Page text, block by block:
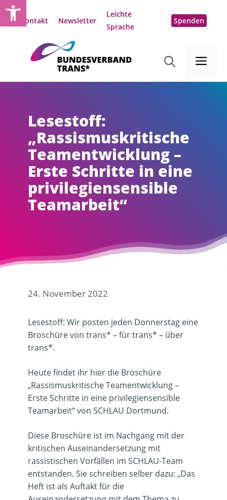
Zum
Inhalt
Kontakt Newsletter
Leichte
Sprache
Spenden
Lesestoff:
„Rassismuskritische
Teamentwicklung –
Erste Schritte in eine
privilegiensensible
Teamarbeit“
24. November 2022
Lesestoff: Wir posten jeden Donnerstag eine
Broschüre von trans* – für trans* – über
trans*.
Heute findet ihr hier die Broschüre
„Rassismuskritische Teamentwicklung –
Erste Schritte in eine privilegiensensible
Teamarbeit“ von SCHLAU Dortmund.
Diese Broschüre ist im Nachgang mit der
kritischen Auseinandersetzung mit
rassistischen Vorfällen im SCHLAU-Team
entstanden. Sie schreiben selber dazu: „Das
Heft ist als Auftakt für die